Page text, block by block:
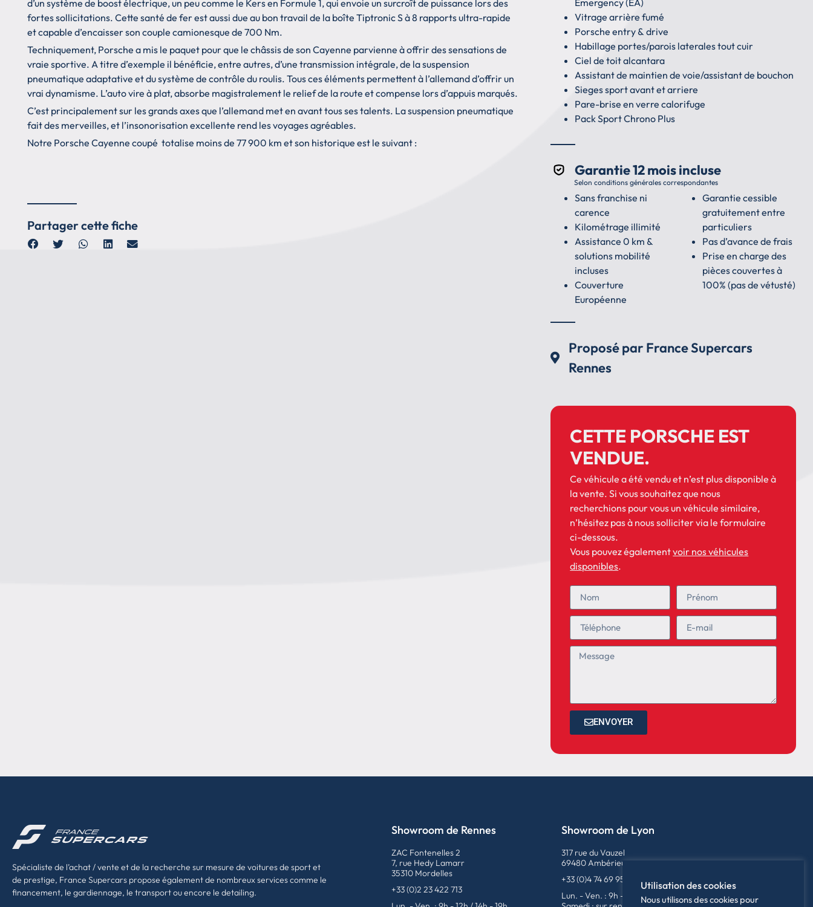
d’un système de boost électrique, un peu comme le Kers en Formule 1, qui envoie un surcroît de puissance lors des
fortes sollicitations. Cette santé de fer est aussi due au bon travail de la boîte Tiptronic S à 8 rapports ultra-rapide
et capable d’encaisser son couple camionesque de 700 Nm.
Techniquement, Porsche a mis le paquet pour que le châssis de son Cayenne parvienne à offrir des sensations de
vraie sportive. A titre d’exemple il bénéficie, entre autres, d’une transmission intégrale, de la suspension
pneumatique adaptative et du système de contrôle du roulis. Tous ces éléments permettent à l’allemand d’offrir un
vrai dynamisme. L’auto vire à plat, absorbe magistralement le relief de la route et compense lors d’appuis marqués.
C’est principalement sur les grands axes que l’allemand met en avant tous ses talents. La suspension pneumatique
fait des merveilles, et l’insonorisation excellente rend les voyages agréables.
Notre Porsche Cayenne coupé totalise moins de 77 900 km et son historique est le suivant :
Partager cette fiche
Vitrage arrière fumé
Porsche entry & drive
Habillage portes/parois laterales tout cuir
Ciel de toit alcantara
Assistant de maintien de voie/assistant de bouchon
Sieges sport avant et arriere
Pare-brise en verre calorifuge
Pack Sport Chrono Plus
Garantie 12 mois incluse
Selon conditions générales correspondantes
Sans franchise ni
carence
Kilométrage illimité
Assistance 0 km &
solutions mobilité
incluses
Couverture
Européenne
Garantie cessible
gratuitement entre
particuliers
Pas d’avance de frais
Prise en charge des
pièces couvertes à
100% (pas de vétusté)
Proposé par France Supercars
Rennes
CETTE PORSCHE EST
VENDUE.
Ce véhicule a été vendu et n’est plus disponible à
la vente. Si vous souhaitez que nous
recherchions pour vous un véhicule similaire,
n’hésitez pas à nous solliciter via le formulaire
ci-dessous.
Vous pouvez égalementvoir nos véhicules
disponibles.
ENVOYER
Spécialiste de l’achat / vente et de la recherche sur mesure de voitures de sport et
de prestige, France Supercars propose également de nombreux services comme le
financement, le gardiennage, le transport ou encore le detailing.
Showroom de Rennes
ZAC Fontenelles 2
7, rue Hedy Lamarr
35310 Mordelles
+33 (0)2 23 422 713
Showroom de Lyon
317 rue du Vauzel
69480 Ambérieux
+33 (0)4 74 69 95 79
Lun. - Ven. : 9h - 12h / 14h - 18h
Utilisation des cookies
Nous utilisons des cookies pour